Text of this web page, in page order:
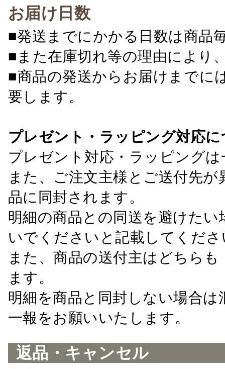
お届け日数
■発送までにかかる日数は商品
■また在庫切れ等の理由により
■商品の発送からお届けまでに
要します。
プレゼント・ラッピング対応
プレゼント対応・ラッピング
また、ご注文主様とご送付先
品に同封されます。
明細の商品との同送を避けた
いでくださいと記載してくださ
また、商品の送付主はどちら
ます。
明細を商品と同封しない場合
一報をお願いいたします。
返品・キャンセル